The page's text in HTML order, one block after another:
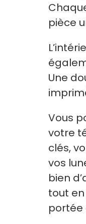
pièce
Une
Vous
votre
clés,
vos
bien
tout
portée